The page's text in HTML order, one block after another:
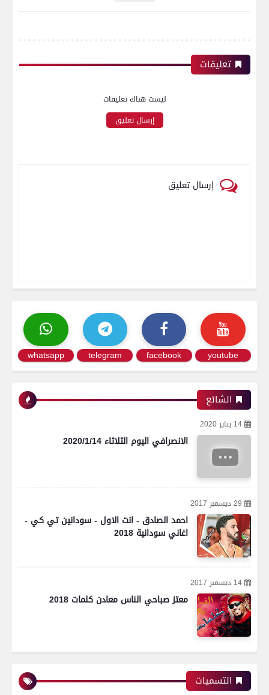
تعليقات
ليست هناك تعليقات
إرسال تعليق
إرسال تعليق
youtube
facebook
telegram
whatsapp
الشائع
14 يناير 2020
الانصرافي اليوم الثلاثاء 2020/1/14
29 ديسمبر 2017
احمد الصادق - انت الاول - سودانين تي كي -
اغاني سودانية 2018
14 ديسمبر 2017
معتز صباحي الناس معادن كلمات 2018
التسميات